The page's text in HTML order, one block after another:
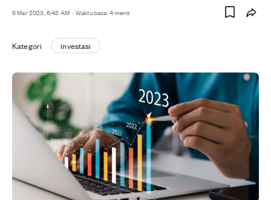
6 Mar 2023, 6:45 AM · Waktu baca: 4 menit
Kategori investasi